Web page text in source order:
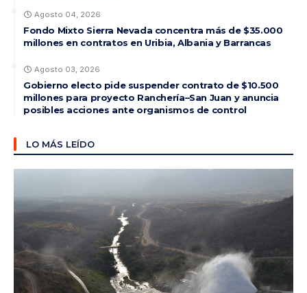
Agosto 04, 2026
Fondo Mixto Sierra Nevada concentra más de $35.000
millones en contratos en Uribia, Albania y Barrancas
Agosto 03, 2026
Gobierno electo pide suspender contrato de $10.500
millones para proyecto Ranchería–San Juan y anuncia
posibles acciones ante organismos de control
LO MÁS LEÍDO